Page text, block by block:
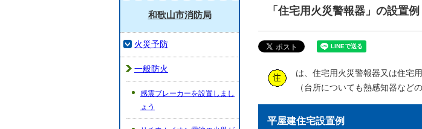
「住宅用火災警報器」の設置例
は、住宅用火災警報器又は住宅
（台所についても熱感知器など
平屋建住宅設置例
和歌山市消防局
火災予防
一般防火
感震ブレーカーを設置しまし
ょう